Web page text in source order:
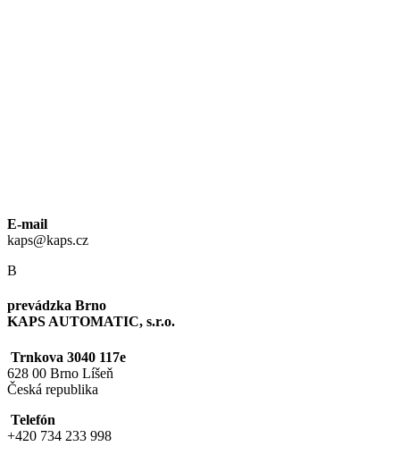
E-mail
kaps@kaps.cz
B
prevádzka Brno
KAPS AUTOMATIC, s.r.o.
Trnkova 3040 117e
628 00 Brno Líšeň
Česká republika
Telefón
+420 734 233 998